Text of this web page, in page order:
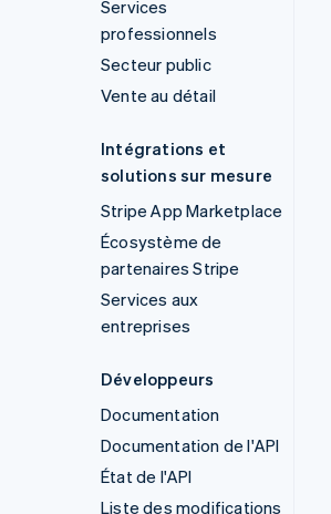
Services
professionnels
Secteur public
Vente au détail
Intégrations et
solutions sur mesure
Stripe App Marketplace
Écosystème de
partenaires Stripe
Services aux
entreprises
Développeurs
Documentation
Documentation de l'API
État de l'API
Liste des modifications